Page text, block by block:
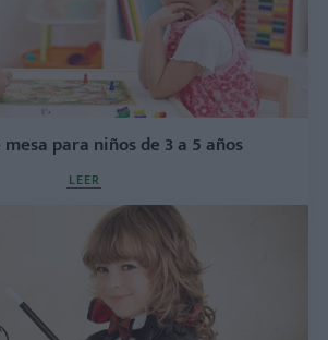
mesa para niños de 3 a 5 años
LEER